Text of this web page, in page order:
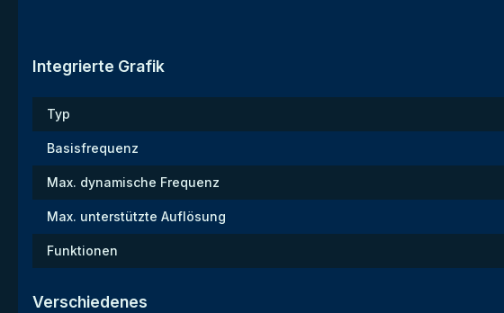
Integrierte Grafik
Typ
Basisfrequenz
Max. dynamische Frequenz
Max. unterstützte Auflösung
Funktionen
Verschiedenes